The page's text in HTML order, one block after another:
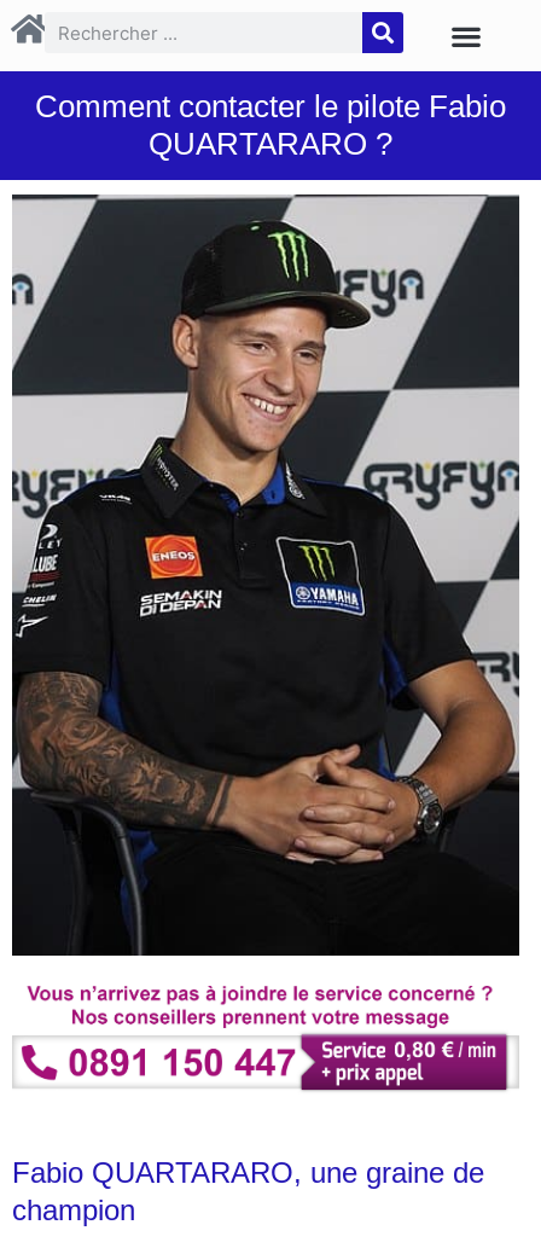
Comment contacter le pilote Fabio
QUARTARARO ?
Fabio QUARTARARO, une graine de
champion